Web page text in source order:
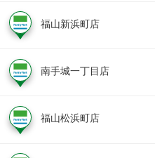
福山新浜町店
南手城一丁目店
福山松浜町店